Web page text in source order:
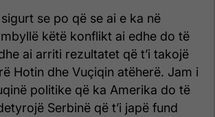
sigurt se po që se ai e ka në
këtë konflikt ai edhe do të
ai arriti rezultatet që t’i takojë
Hotin dhe Vuçiqin atëherë. Jam i
politike që ka Amerika do të
Serbinë që t’i japë fund